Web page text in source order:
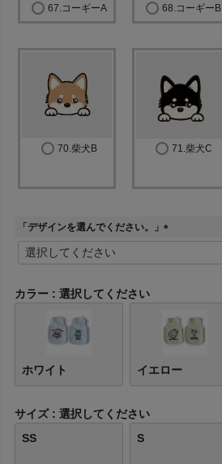
67.コーギーA 68.コーギーB
70.柴犬B 71.柴犬C
「デザインを選んでください。」
(
カラー 選択してください
ホワイト イエロー
サイズ
選択してください
SS
S